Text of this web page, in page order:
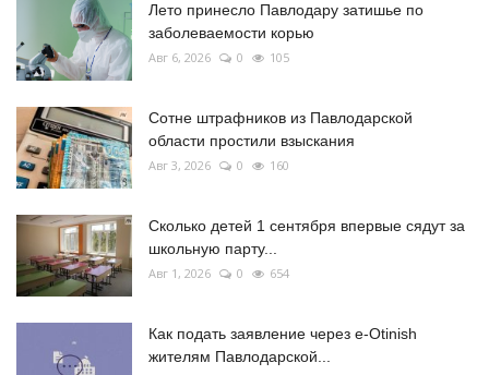
Лето принесло Павлодару затишье по
заболеваемости корью
Авг 6, 2026 0 105
Сотне штрафников из Павлодарской
области простили взыскания
Авг 3, 2026 0 160
Сколько детей 1 сентября впервые сядут за
школьную парту...
Авг 1, 2026 0 654
Как подать заявление через e-Otinish
жителям Павлодарской...